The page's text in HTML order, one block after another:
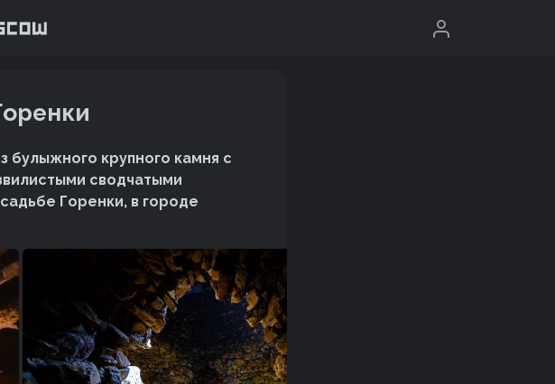
булыжного крупного камня с
сводчатыми
Горенки, в городе